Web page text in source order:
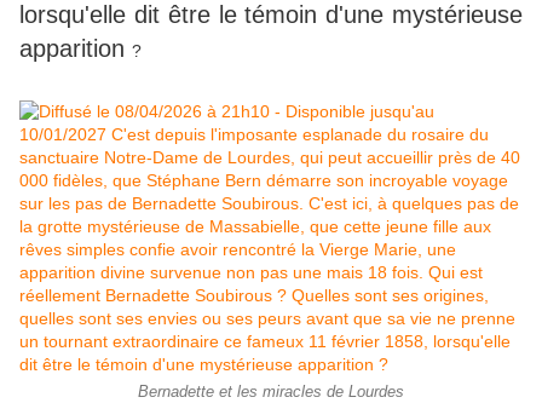
lorsqu'elle dit être le témoin d'une mystérieuse
apparition ?
Bernadette et les miracles de Lourdes